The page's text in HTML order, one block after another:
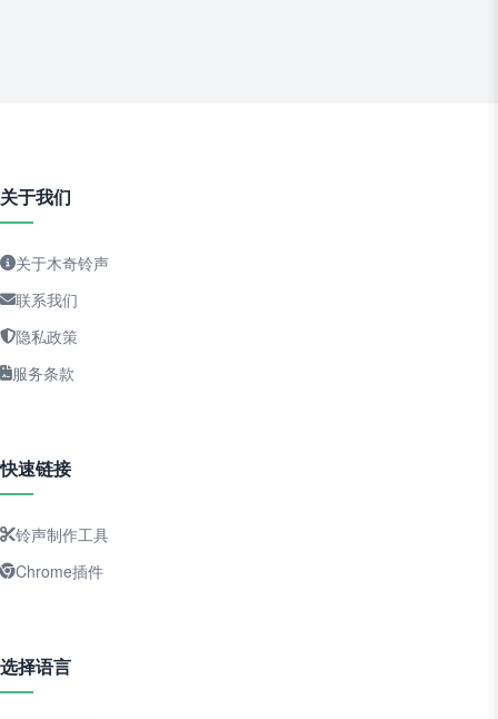
关于我们
关于木奇铃声
联系我们
隐私政策
服务条款
快速链接
铃声制作工具
Chrome插件
选择语言